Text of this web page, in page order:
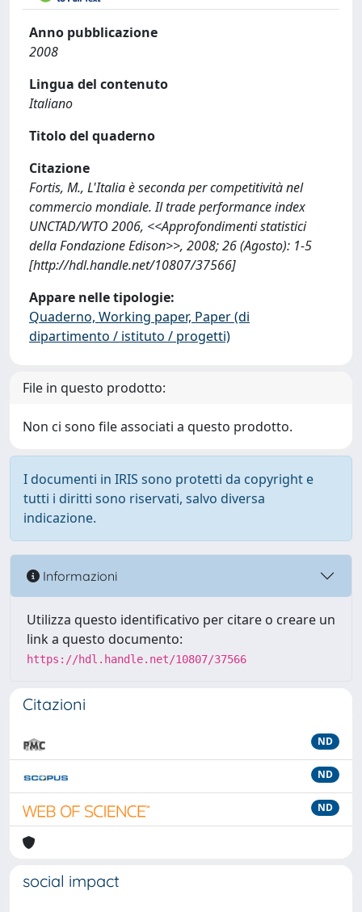
Anno pubblicazione
2008
Lingua del contenuto
Italiano
Titolo del quaderno
Citazione
Fortis, M., L'Italia è seconda per competitività nel
commercio mondiale. Il trade performance index
UNCTAD/WTO 2006, <<Approfondimenti statistici
della Fondazione Edison>>, 2008; 26 (Agosto): 1-5
[http://hdl.handle.net/10807/37566]
Appare nelle tipologie:
Quaderno, Working paper, Paper (di
dipartimento / istituto / progetti)
File in questo prodotto:
Non ci sono file associati a questo prodotto.
I documenti in IRIS sono protetti da copyright e
tutti i diritti sono riservati, salvo diversa
indicazione.
Informazioni
Utilizza questo identificativo per citare o creare un
link a questo documento:
https://hdl.handle.net/10807/37566
Citazioni
ND
ND
ND
social impact